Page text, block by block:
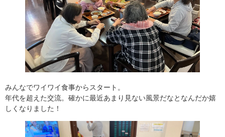
みんなでワイワイ食事からスタート。
年代を超えた交流。確かに最近あまり見ない風景だなとなんだか嬉
しくなりました！